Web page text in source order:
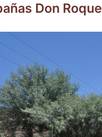
Don Roque